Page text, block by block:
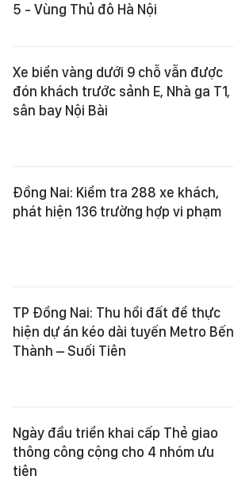
5 - Vùng Thủ đô Hà Nội
Xe biển vàng dưới 9 chỗ vẫn được
đón khách trước sảnh E, Nhà ga T1,
sân bay Nội Bài
Đồng Nai: Kiểm tra 288 xe khách,
phát hiện 136 trường hợp vi phạm
TP Đồng Nai: Thu hồi đất để thực
hiện dự án kéo dài tuyến Metro Bến
Thành – Suối Tiên
Ngày đầu triển khai cấp Thẻ giao
thông công cộng cho 4 nhóm ưu
tiên